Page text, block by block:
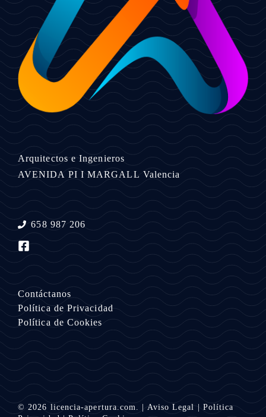
Arquitectos e Ingenieros
AVENIDA PI I MARGALL Valencia
658 987 206
Contáctanos
Política de Privacidad
Política de Cookies
© 2026 licencia-apertura.com. Aviso Legal
Política